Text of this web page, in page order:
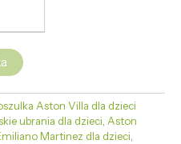
Aston Villa dla dzieci
ubrania dla dzieci Aston
Martinez dla dzieci